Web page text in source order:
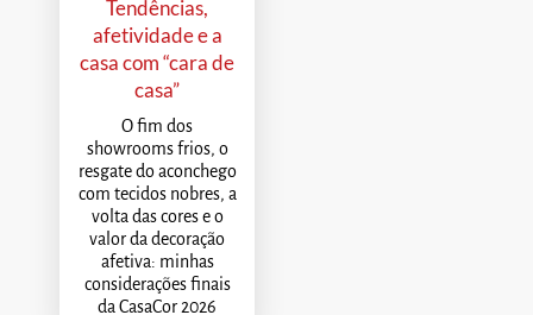
Tendências,
afetividade e a
casa com “cara de
casa”
O fim dos
showrooms frios, o
resgate do aconchego
com tecidos nobres, a
volta das cores e o
valor da decoração
afetiva: minhas
considerações finais
da CasaCor 2026